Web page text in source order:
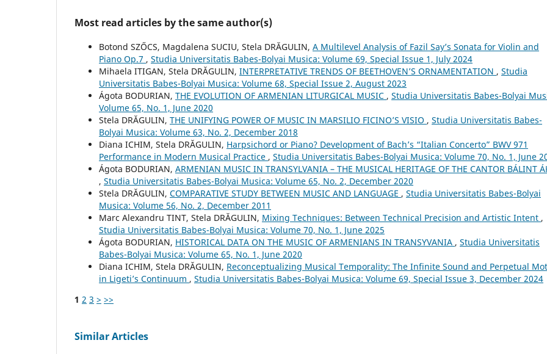
Most read articles by the same author(s)
Botond SZŐCS, Magdalena SUCIU, Stela DRĂGULIN, A Multilevel Analysis of Fazil Say’s Sonata for Violin and
Piano Op.7 , Studia Universitatis Babes-Bolyai Musica: Volume 69, Special Issue 1, July 2024
Mihaela ITIGAN, Stela DRĂGULIN, INTERPRETATIVE TRENDS OF BEETHOVEN’S ORNAMENTATION , Studia
Universitatis Babes-Bolyai Musica: Volume 68, Special Issue 2, August 2023
Ágota BODURIAN, THE EVOLUTION OF ARMENIAN LITURGICAL MUSIC , Studia Universitatis Babes-Bolyai
Volume 65, No. 1, June 2020
Stela DRĂGULIN, THE UNIFYING POWER OF MUSIC IN MARSILIO FICINO’S VISIO , Studia Universitatis Babes-
Bolyai Musica: Volume 63, No. 2, December 2018
Diana ICHIM, Stela DRĂGULIN, Harpsichord or Piano? Development of Bach’s “Italian Concerto” BWV 971
Performance in Modern Musical Practice , Studia Universitatis Babes-Bolyai Musica: Volume 70, No. 1, June
Ágota BODURIAN, ARMENIAN MUSIC IN TRANSYLVANIA – THE MUSICAL HERITAGE OF THE CANTOR BÁLINT
, Studia Universitatis Babes-Bolyai Musica: Volume 65, No. 2, December 2020
Stela DRĂGULIN, COMPARATIVE STUDY BETWEEN MUSIC AND LANGUAGE , Studia Universitatis Babes-Bolyai
Musica: Volume 56, No. 2, December 2011
Marc Alexandru TINT, Stela DRĂGULIN, Mixing Techniques: Between Technical Precision and Artistic Intent ,
Studia Universitatis Babes-Bolyai Musica: Volume 70, No. 1, June 2025
Ágota BODURIAN, HISTORICAL DATA ON THE MUSIC OF ARMENIANS IN TRANSYVANIA , Studia Universitatis
Babes-Bolyai Musica: Volume 65, No. 1, June 2020
Diana ICHIM, Stela DRĂGULIN, Reconceptualizing Musical Temporality: The Infinite Sound and Perpetual
in Ligeti’s Continuum , Studia Universitatis Babes-Bolyai Musica: Volume 69, Special Issue 3, December 2024
1 2 3 > >>
Similar Articles